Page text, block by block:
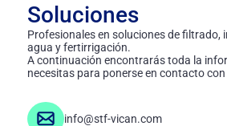
Soluciones
Profesionales en soluciones de filtrado,
agua y fertirrigación.
A continuación encontrarás toda la
necesitas para ponerse en contacto
info@stf-vican.com